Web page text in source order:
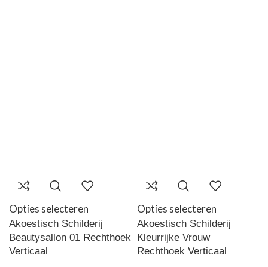
Opties selecteren
Akoestisch Schilderij
Beautysallon 01 Rechthoek
Verticaal
Opties selecteren
Akoestisch Schilderij
Kleurrijke Vrouw
Rechthoek Verticaal